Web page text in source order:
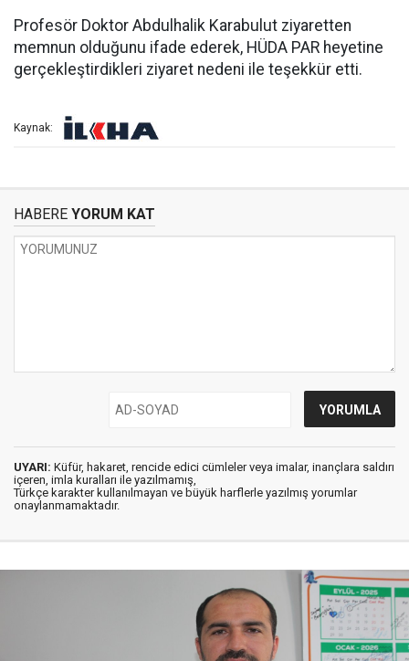
Profesör Doktor Abdulhalik Karabulut ziyaretten
memnun olduğunu ifade ederek, HÜDA PAR heyetine
gerçekleştirdikleri ziyaret nedeni ile teşekkür etti.
Kaynak:
HABERE YORUM KAT
UYARI: Küfür, hakaret, rencide edici cümleler veya imalar, inançlara saldırı
içeren, imla kuralları ile yazılmamış,
Türkçe karakter kullanılmayan ve büyük harflerle yazılmış yorumlar
onaylanmamaktadır.